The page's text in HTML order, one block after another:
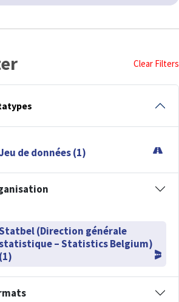
Clear Filters
de données (1)
(Direction générale
– Statistics Belgium)
(1)